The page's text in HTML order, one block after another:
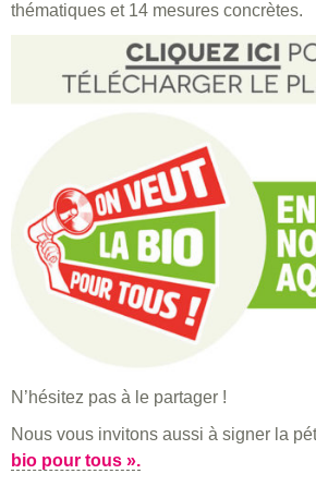
thématiques et 14 mesures concrètes.
N’hésitez pas à le partager !
Nous vous invitons aussi à signer la
bio pour tous ».